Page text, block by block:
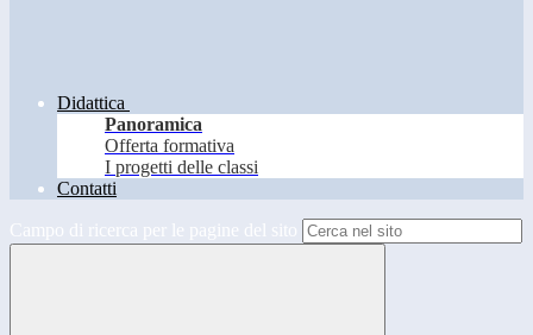
Didattica
Panoramica
Offerta formativa
I progetti delle classi
Contatti
Campo di ricerca per le pagine del sito